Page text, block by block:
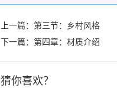
上一篇： 第三节：乡村风格
下一篇： 第四章：材质介绍
猜你喜欢？